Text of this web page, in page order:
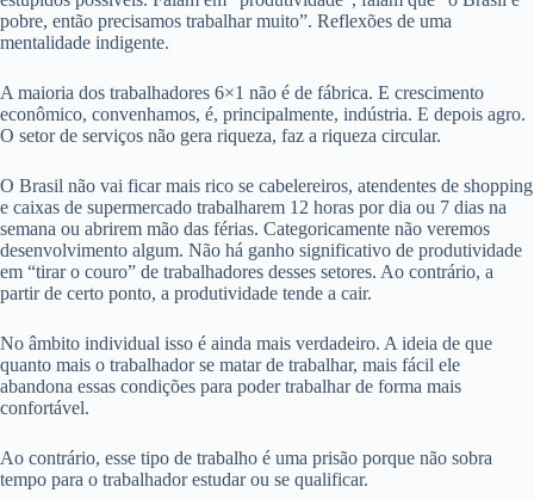
pobre, então precisamos trabalhar muito”. Reflexões de uma
mentalidade indigente.
A maioria dos trabalhadores 6×1 não é de fábrica. E crescimento
econômico, convenhamos, é, principalmente, indústria. E depois agro.
O setor de serviços não gera riqueza, faz a riqueza circular.
O Brasil não vai ficar mais rico se cabelereiros, atendentes de shopping
e caixas de supermercado trabalharem 12 horas por dia ou 7 dias na
semana ou abrirem mão das férias. Categoricamente não veremos
desenvolvimento algum. Não há ganho significativo de produtividade
em “tirar o couro” de trabalhadores desses setores. Ao contrário, a
partir de certo ponto, a produtividade tende a cair.
No âmbito individual isso é ainda mais verdadeiro. A ideia de que
quanto mais o trabalhador se matar de trabalhar, mais fácil ele
abandona essas condições para poder trabalhar de forma mais
confortável.
Ao contrário, esse tipo de trabalho é uma prisão porque não sobra
tempo para o trabalhador estudar ou se qualificar.